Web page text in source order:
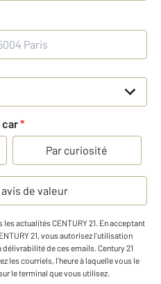
car*
Par curiosité
de valeur
actualités CENTURY 21. En acceptant
21, vous autorisez l'utilisation
de ces emails. Century 21
les courriels, l'heure à laquelle vous le
le terminal que vous utilisez.